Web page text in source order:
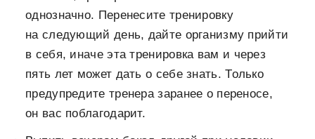
однозначно. Перенесите тренировку
на следующий день, дайте организму прийти
в себя, иначе эта тренировка вам и через
пять лет может дать о себе знать. Только
предупредите тренера заранее о переносе,
он вас поблагодарит.